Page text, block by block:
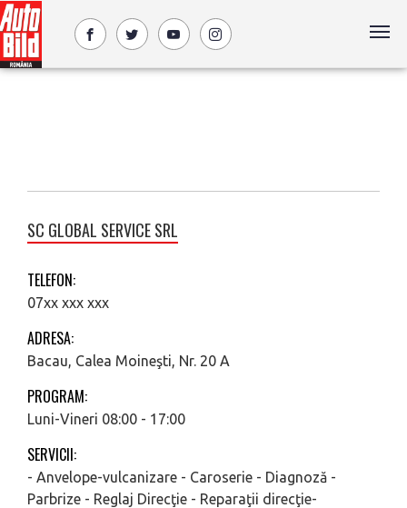
SC GLOBAL SERVICE SRL
TELEFON:
07xx xxx xxx
ADRESA:
Bacau, Calea Moineşti, Nr. 20 A
PROGRAM:
Luni-Vineri 08:00 - 17:00
SERVICII:
- Anvelope-vulcanizare - Caroserie - Diagnoză -
Parbrize - Reglaj Direcţie - Reparaţii direcţie-